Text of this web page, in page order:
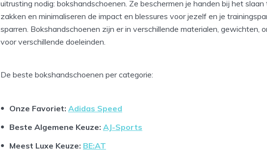
uitrusting nodig: bokshandschoenen. Ze beschermen je handen bij het
zakken en minimaliseren de impact en blessures voor jezelf en je
sparren. Bokshandschoenen zijn er in verschillende materialen, gewichten,
voor verschillende doeleinden.
De beste bokshandschoenen per categorie:
Onze Favoriet: Adidas Speed
Beste Algemene Keuze: AJ-Sports
Meest Luxe Keuze: BE:AT